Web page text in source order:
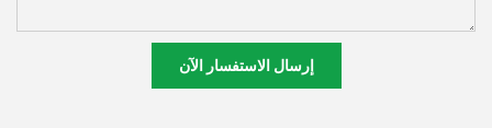
إرسال الاستفسار الآن